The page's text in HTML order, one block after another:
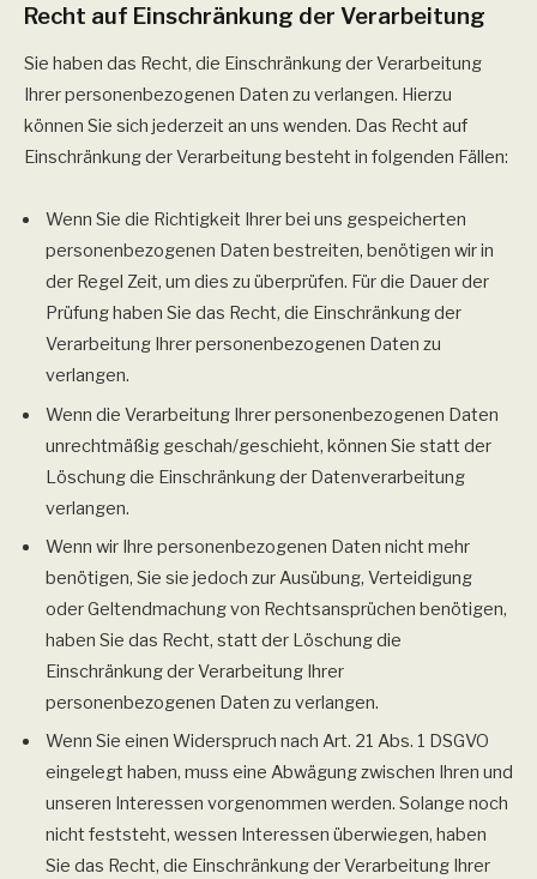
Recht auf Einschränkung der Verarbeitung
Sie haben das Recht, die Einschränkung der Verarbeitung
Ihrer personenbezogenen Daten zu verlangen. Hierzu
können Sie sich jederzeit an uns wenden. Das Recht auf
Einschränkung der Verarbeitung besteht in folgenden Fällen:
Wenn Sie die Richtigkeit Ihrer bei uns gespeicherten
personenbezogenen Daten bestreiten, benötigen wir in
der Regel Zeit, um dies zu überprüfen. Für die Dauer der
Prüfung haben Sie das Recht, die Einschränkung der
Verarbeitung Ihrer personenbezogenen Daten zu
verlangen.
Wenn die Verarbeitung Ihrer personenbezogenen Daten
unrechtmäßig geschah/geschieht, können Sie statt der
Löschung die Einschränkung der Datenverarbeitung
verlangen.
Wenn wir Ihre personenbezogenen Daten nicht mehr
benötigen, Sie sie jedoch zur Ausübung, Verteidigung
oder Geltendmachung von Rechtsansprüchen benötigen,
haben Sie das Recht, statt der Löschung die
Einschränkung der Verarbeitung Ihrer
personenbezogenen Daten zu verlangen.
Wenn Sie einen Widerspruch nach Art. 21 Abs. 1 DSGVO
eingelegt haben, muss eine Abwägung zwischen Ihren und
unseren Interessen vorgenommen werden. Solange noch
nicht feststeht, wessen Interessen überwiegen, haben
Sie das Recht, die Einschränkung der Verarbeitung Ihrer